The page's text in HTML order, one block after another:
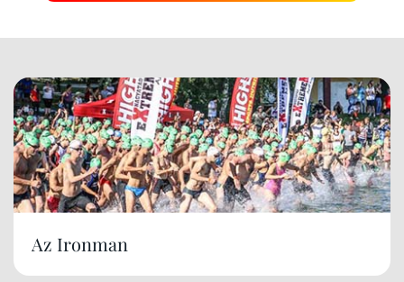
Az Ironman